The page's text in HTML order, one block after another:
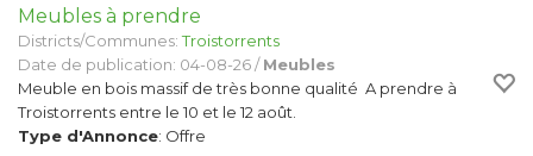
Meubles à prendre
Districts/Communes:Troistorrents
Date de publication: 04-08-26 /Meubles
Meuble en bois massif de très bonne qualité A prendre à
Troistorrents entre le 10 et le 12 août.
Type d'Annonce: Offre